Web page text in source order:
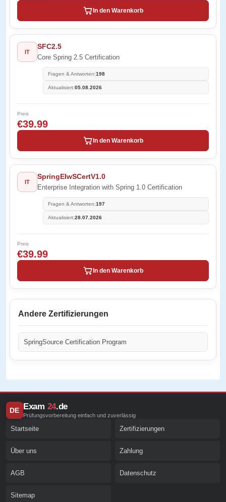
In den Warenkorb
IT
SFC2.5
Core Spring 2.5 Certification
Fragen & Antworten:198
Aktualisiert:05.08.2026
Preis
€39.99
In den Warenkorb
IT
SpringEIwSCertV1.0
Enterprise Integration with Spring 1.0 Certification
Fragen & Antworten:197
Aktualisiert:28.07.2026
Preis
€39.99
In den Warenkorb
Andere Zertifizierungen
SpringSource Certification Program
DE Exam 24.de
Prüfungsvorbereitung einfach und zuverlässig
Startseite Zertifizierungen
Über uns Zahlung
AGB Datenschutz
Sitemap